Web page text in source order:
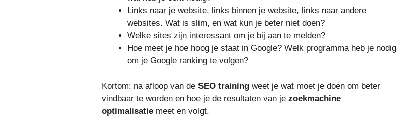
Links naar je website, links binnen je website, links naar andere
websites. Wat is slim, en wat kun je beter niet doen?
Welke sites zijn interessant om je bij aan te melden?
Hoe meet je hoe hoog je staat in Google? Welk programma heb je nodig
om je Google ranking te volgen?
Kortom: na afloop van de SEO training weet je wat moet je doen om beter
vindbaar te worden en hoe je de resultaten van je zoekmachine
optimalisatie meet en volgt.